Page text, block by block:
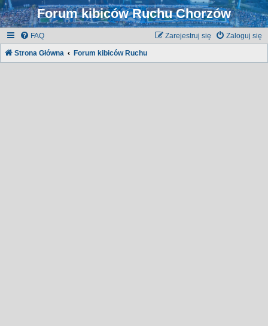
Forum kibiców Ruchu Chorzów
FAQ Zaloguj się
Zarejestruj się
Strona Główna Forum kibiców Ruchu